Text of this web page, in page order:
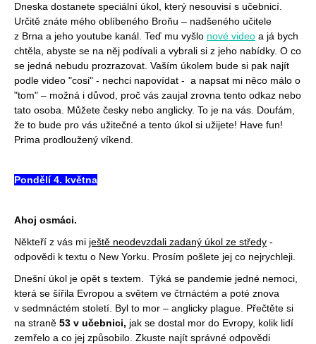
Dneska dostanete speciální úkol, který nesouvisí s učebnicí.
Určitě znáte mého oblíbeného Broňu – nadšeného učitele
z Brna a jeho youtube kanál. Teď mu vyšlo nové video a já bych
chtěla, abyste se na něj podívali a vybrali si z jeho nabídky. O co
se jedná nebudu prozrazovat. Vaším úkolem bude si pak najít
podle video "cosi" - nechci napovídat - a napsat mi něco málo o
"tom" – možná i důvod, proč vás zaujal zrovna tento odkaz nebo
tato osoba. Můžete česky nebo anglicky. To je na vás. Doufám,
že to bude pro vás užitečné a tento úkol si užijete! Have fun!
Prima prodloužený víkend.
Pondělí 4. května
Ahoj osmáci.
Někteří z vás mi ještě neodevzdali zadaný úkol ze středy -
odpovědi k textu o New Yorku. Prosím pošlete jej co nejrychleji.
Dnešní úkol je opět s textem. Týká se pandemie jedné nemoci,
která se šířila Evropou a světem ve čtrnáctém a poté znova
v sedmnáctém století. Byl to mor – anglicky plague. Přečtěte si
na straně 53 v učebnici, jak se dostal mor do Evropy, kolik lidí
zemřelo a co jej způsobilo. Zkuste najít správné odpovědi